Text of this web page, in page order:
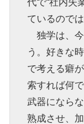
ているので
独学は、今
う。好きな
で考える癖
索すれば何
武器になら
熟成させ、